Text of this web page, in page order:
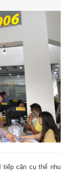
tiếp cận cụ thể nhu